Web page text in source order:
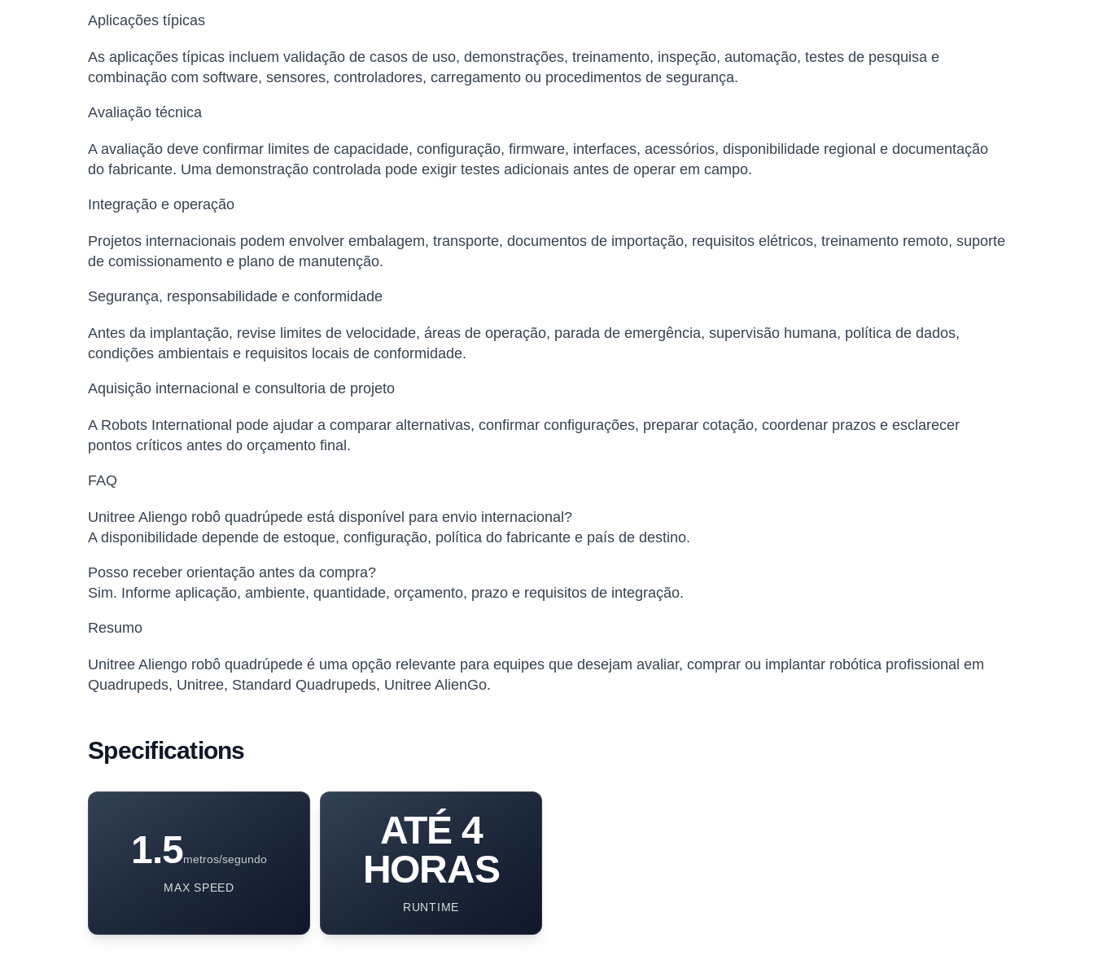
Aplicações típicas
As aplicações típicas incluem validação de casos de uso, demonstrações, treinamento, inspeção, automação, testes de pesquisa e
combinação com software, sensores, controladores, carregamento ou procedimentos de segurança.
Avaliação técnica
A avaliação deve confirmar limites de capacidade, configuração, firmware, interfaces, acessórios, disponibilidade regional e documentação
do fabricante. Uma demonstração controlada pode exigir testes adicionais antes de operar em campo.
Integração e operação
Projetos internacionais podem envolver embalagem, transporte, documentos de importação, requisitos elétricos, treinamento remoto, suporte
de comissionamento e plano de manutenção.
Segurança, responsabilidade e conformidade
Antes da implantação, revise limites de velocidade, áreas de operação, parada de emergência, supervisão humana, política de dados,
condições ambientais e requisitos locais de conformidade.
Aquisição internacional e consultoria de projeto
A Robots International pode ajudar a comparar alternativas, confirmar configurações, preparar cotação, coordenar prazos e esclarecer
pontos críticos antes do orçamento final.
FAQ
Unitree Aliengo robô quadrúpede está disponível para envio internacional?
A disponibilidade depende de estoque, configuração, política do fabricante e país de destino.
Posso receber orientação antes da compra?
Sim. Informe aplicação, ambiente, quantidade, orçamento, prazo e requisitos de integração.
Resumo
Unitree Aliengo robô quadrúpede é uma opção relevante para equipes que desejam avaliar, comprar ou implantar robótica profissional em
Quadrupeds, Unitree, Standard Quadrupeds, Unitree AlienGo.
Specifications
1.5metros/segundo
MAX SPEED
ATÉ 4
HORAS
RUNTIME